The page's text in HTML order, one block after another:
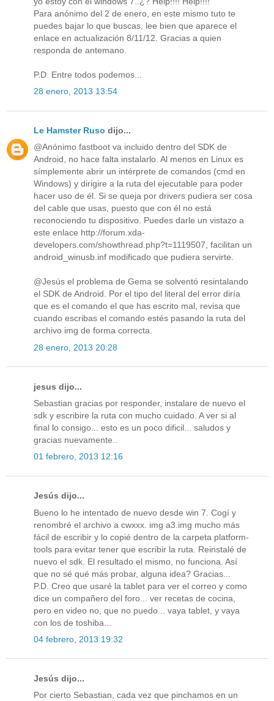
Para anónimo del 2 de enero, en este mismo tuto te
puedes bajar lo que buscas, lee bien que aparece el
enlace en actualización 8/11/12. Gracias a quien
responda de antemano.
P.D. Entre todos podemos...
28 enero, 2013 13:54
Le Hamster Ruso dijo...
@Anónimo fastboot va incluido dentro del SDK de
Android, no hace falta instalarlo. Al menos en Linux es
símplemente abrir un intérprete de comandos (cmd en
Windows) y dirigire a la ruta del ejecutable para poder
hacer uso de él. Si se queja por drivers pudiera ser cosa
del cable que usas, puesto que con él no está
reconociendo tu dispositivo. Puedes darle un vistazo a
este enlace http://forum.xda-
developers.com/showthread.php?t=1119507, facilitan un
android_winusb.inf modificado que pudiera servirte.
@Jesús el problema de Gema se solventó resintalando
el SDK de Android. Por el tipo del literal del error diría
que es el comando el que has escrito mal, revisa que
cuando escribas el comando estés pasando la ruta del
archivo img de forma correcta.
28 enero, 2013 20:28
jesus dijo...
Sebastian gracias por responder, instalare de nuevo el
sdk y escribire la ruta con mucho cuidado. A ver si al
final lo consigo... esto es un poco dificil... saludos y
gracias nuevamente..
01 febrero, 2013 12:16
Jesús dijo...
Bueno lo he intentado de nuevo desde win 7. Cogí y
renombré el archivo a cwxxx. img a3.img mucho más
fácil de escribir y lo copié dentro de la carpeta platform-
tools para evitar tener que escribir la ruta. Reinstalé de
nuevo el sdk. El resultado el mismo, no funciona. Así
que no sé qué más probar, alguna idea? Gracias...
P.D. Creo que usaré la tablet para ver el correo y como
dice un compañero del foro... ver recetas de cocina,
pero en video no, que no puedo... vaya tablet, y vaya
con los de toshiba...
04 febrero, 2013 19:32
Jesús dijo...
Por cierto Sebastian, cada vez que pinchamos en un